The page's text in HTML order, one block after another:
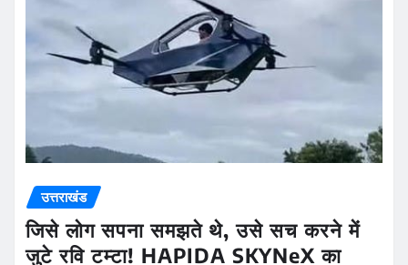
उत्तराखंड
जिसे लोग सपना समझते थे, उसे सच करने में
जुटे रवि टम्टा! HAPIDA SKYNeX का